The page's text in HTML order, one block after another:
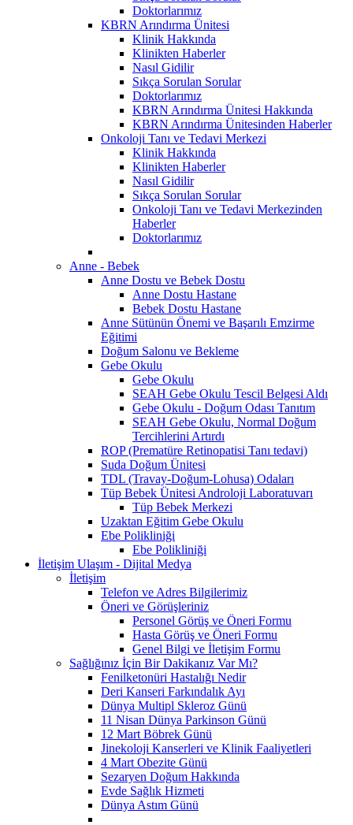
Doktorlarımız
KBRN Arındırma Ünitesi
Klinik Hakkında
Klinikten Haberler
Nasıl Gidilir
Sıkça Sorulan Sorular
Doktorlarımız
KBRN Arındırma Ünitesi Hakkında
KBRN Arındırma Ünitesinden Haberler
Onkoloji Tanı ve Tedavi Merkezi
Klinik Hakkında
Klinikten Haberler
Nasıl Gidilir
Sıkça Sorulan Sorular
Onkoloji Tanı ve Tedavi Merkezinden
Haberler
Doktorlarımız
Anne - Bebek
Anne Dostu ve Bebek Dostu
Anne Dostu Hastane
Bebek Dostu Hastane
Anne Sütünün Önemi ve Başarılı Emzirme
Eğitimi
Doğum Salonu ve Bekleme
Gebe Okulu
Gebe Okulu
SEAH Gebe Okulu Tescil Belgesi Aldı
Gebe Okulu - Doğum Odası Tanıtım
SEAH Gebe Okulu, Normal Doğum
Tercihlerini Artırdı
ROP (Prematüre Retinopatisi Tanı tedavi)
Suda Doğum Ünitesi
TDL (Travay-Doğum-Lohusa) Odaları
Tüp Bebek Ünitesi Androloji Laboratuvarı
Tüp Bebek Merkezi
Uzaktan Eğitim Gebe Okulu
Ebe Polikliniği
Ebe Polikliniği
İletişim Ulaşım - Dijital Medya
İletişim
Telefon ve Adres Bilgilerimiz
Öneri ve Görüşleriniz
Personel Görüş ve Öneri Formu
Hasta Görüş ve Öneri Formu
Genel Bilgi ve İletişim Formu
Sağlığınız İçin Bir Dakikanız Var Mı?
Fenilketonüri Hastalığı Nedir
Deri Kanseri Farkındalık Ayı
Dünya Multipl Skleroz Günü
11 Nisan Dünya Parkinson Günü
12 Mart Böbrek Günü
Jinekoloji Kanserleri ve Klinik Faaliyetleri
4 Mart Obezite Günü
Sezaryen Doğum Hakkında
Evde Sağlık Hizmeti
Dünya Astım Günü